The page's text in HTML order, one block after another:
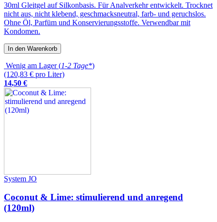
30ml Gleitgel auf Silkonbasis. Für Analverkehr entwickelt. Trocknet
nicht aus, nicht klebend, geschmacksneutral, farb- und geruchslos.
Ohne Öl, Parfüm und Konservierungsstoffe. Verwendbar mit
Kondomen.
In den Warenkorb
Wenig am Lager (1-2 Tage*)
(120,83 € pro Liter)
14,50 €
System JO
Coconut & Lime: stimulierend und anregend
(120ml)